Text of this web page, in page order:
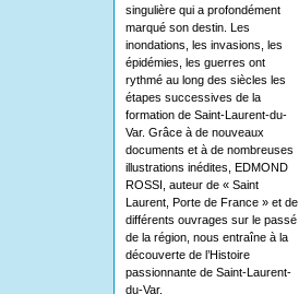
singulière qui a profondément
marqué son destin. Les
inondations, les invasions, les
épidémies, les guerres ont
rythmé au long des siècles les
étapes successives de la
formation de Saint-Laurent-du-
Var. Grâce à de nouveaux
documents et à de nombreuses
illustrations inédites, EDMOND
ROSSI, auteur de « Saint
Laurent, Porte de France » et de
différents ouvrages sur le passé
de la région, nous entraîne à la
découverte de l’Histoire
passionnante de Saint-Laurent-
du-Var.